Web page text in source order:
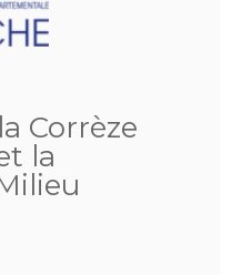
Corrèze
la